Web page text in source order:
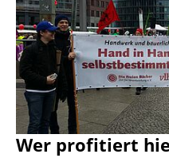
Wer profitiert